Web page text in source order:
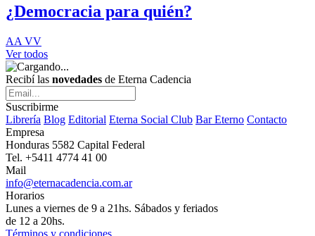
¿Democracia para quién?
AA VV
Ver todos
Recibí las novedades de Eterna Cadencia
Suscribirme
Librería Blog Editorial Eterna Social Club Bar Eterno Contacto
Empresa
Honduras 5582 Capital Federal
Tel. +5411 4774 41 00
Mail
info@eternacadencia.com.ar
Horarios
Lunes a viernes de 9 a 21hs. Sábados y feriados
de 12 a 20hs.